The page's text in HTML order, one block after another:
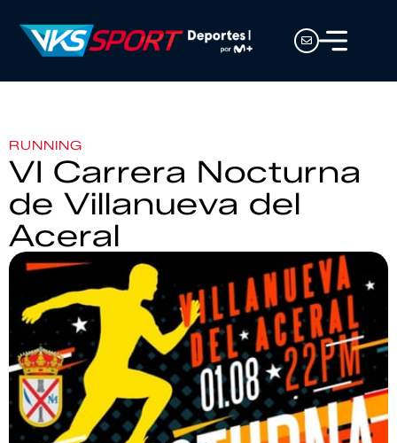
RUNNING
VI Carrera Nocturna
de Villanueva del
Aceral